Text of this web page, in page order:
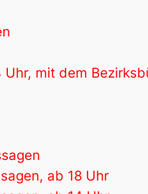
mit dem
ab 18 Uhr